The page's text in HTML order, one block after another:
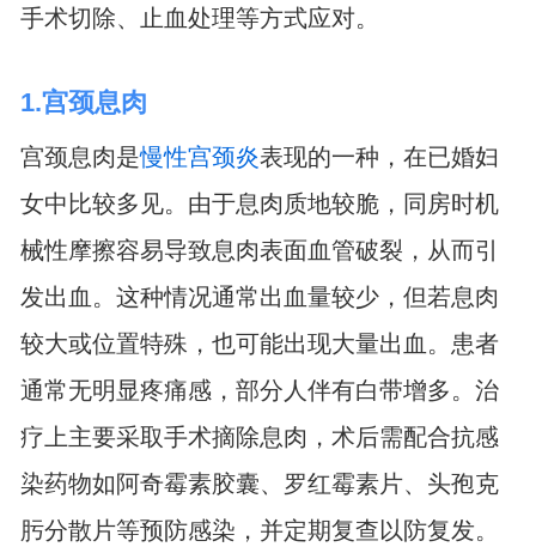
手术切除、止血处理等方式应对。
1.宫颈息肉
宫颈息肉是慢性宫颈炎表现的一种，在已婚妇
女中比较多见。由于息肉质地较脆，同房时机
械性摩擦容易导致息肉表面血管破裂，从而引
发出血。这种情况通常出血量较少，但若息肉
较大或位置特殊，也可能出现大量出血。患者
通常无明显疼痛感，部分人伴有白带增多。治
疗上主要采取手术摘除息肉，术后需配合抗感
染药物如阿奇霉素胶囊、罗红霉素片、头孢克
肟分散片等预防感染，并定期复查以防复发。